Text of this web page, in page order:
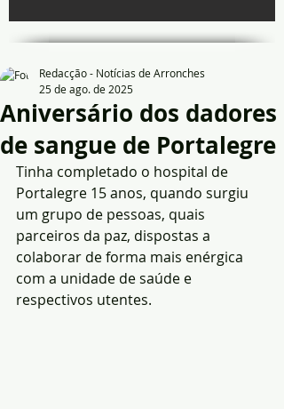
Aniversário dos dadores
de sangue de Portalegre
Redacção - Notícias de Arronches
25 de ago. de 2025
Tinha completado o hospital de
Portalegre 15 anos, quando surgiu
um grupo de pessoas, quais
parceiros da paz, dispostas a
colaborar de forma mais enérgica
com a unidade de saúde e
respectivos utentes.